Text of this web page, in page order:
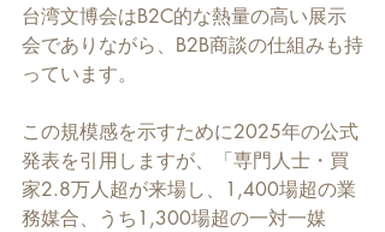
台湾文博会はB2C的な熱量の高い展示
会でありながら、B2B商談の仕組みも持
っています。
この規模感を示すために2025年の公式
発表を引用しますが、「専門人士・買
家2.8万人超が来場し、1,400場超の業
務媒合、うち1,300場超の一対一媒